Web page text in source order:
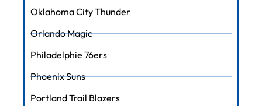
Oklahoma City Thunder
Orlando Magic
Philadelphie 76ers
Phoenix Suns
Portland Trail Blazers